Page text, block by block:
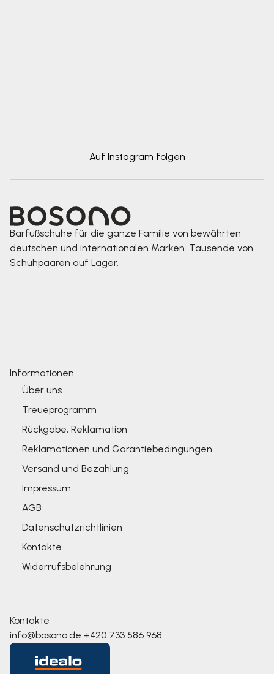
Auf Instagram folgen
Barfußschuhe für die ganze Familie von bewährten
deutschen und internationalen Marken. Tausende von
Schuhpaaren auf Lager.
Informationen
Über uns
Treueprogramm
Rückgabe, Reklamation
Reklamationen und Garantiebedingungen
Versand und Bezahlung
Impressum
AGB
Datenschutzrichtlinien
Kontakte
Widerrufsbelehrung
Kontakte
info@bosono.de +420 733 586 968